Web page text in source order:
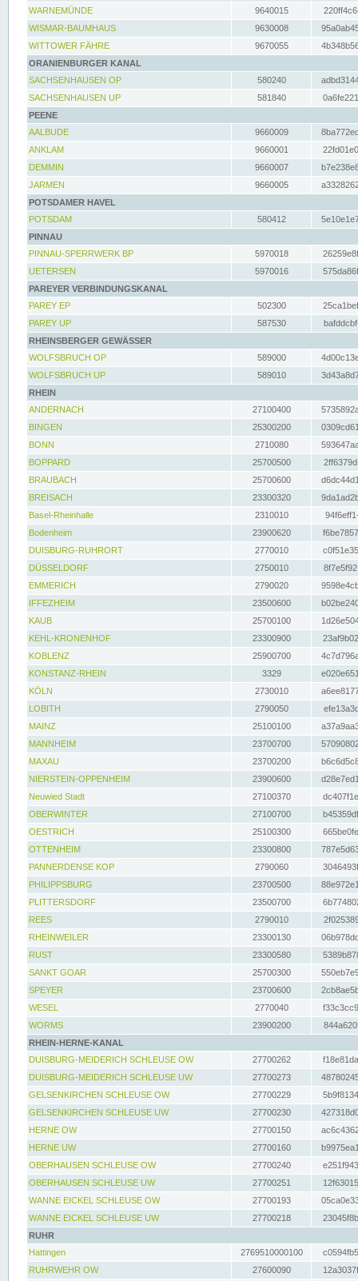
WARNEMÜNDE
9640015
WISMAR-BAUMHAUS
9630008
WITTOWER FÄHRE
9670055
ORANIENBURGER KANAL
SACHSENHAUSEN OP
580240
SACHSENHAUSEN UP
581840
PEENE
AALBUDE
9660009
ANKLAM
9660001
DEMMIN
9660007
JARMEN
9660005
POTSDAMER HAVEL
POTSDAM
580412
PINNAU
PINNAU-SPERRWERK BP
5970018
UETERSEN
5970016
PAREYER VERBINDUNGSKANAL
PAREY EP
502300
PAREY UP
587530
RHEINSBERGER GEWÄSSER
WOLFSBRUCH OP
589000
WOLFSBRUCH UP
589010
RHEIN
ANDERNACH
27100400
BINGEN
25300200
BONN
2710080
BOPPARD
25700500
BRAUBACH
25700600
BREISACH
23300320
Basel-Rheinhalle
2310010
Bodenheim
23900620
DUISBURG-RUHRORT
2770010
DÜSSELDORF
2750010
EMMERICH
2790020
IFFEZHEIM
23500600
KAUB
25700100
KEHL-KRONENHOF
23300900
KOBLENZ
25900700
KONSTANZ-RHEIN
3329
KÖLN
2730010
LOBITH
2790050
MAINZ
25100100
MANNHEIM
23700700
MAXAU
23700200
NIERSTEIN-OPPENHEIM
23900600
Neuwied Stadt
27100370
OBERWINTER
27100700
OESTRICH
25100300
OTTENHEIM
23300800
PANNERDENSE KOP
2790060
PHILIPPSBURG
23700500
PLITTERSDORF
23500700
REES
2790010
RHEINWEILER
23300130
RUST
23300580
SANKT GOAR
25700300
SPEYER
23700600
WESEL
2770040
WORMS
23900200
RHEIN-HERNE-KANAL
DUISBURG-MEIDERICH SCHLEUSE OW
27700262
DUISBURG-MEIDERICH SCHLEUSE UW
27700273
GELSENKIRCHEN SCHLEUSE OW
27700229
GELSENKIRCHEN SCHLEUSE UW
27700230
HERNE OW
27700150
HERNE UW
27700160
OBERHAUSEN SCHLEUSE OW
27700240
OBERHAUSEN SCHLEUSE UW
27700251
WANNE EICKEL SCHLEUSE OW
27700193
WANNE EICKEL SCHLEUSE UW
27700218
RUHR
Hattingen
2769510000100
RUHRWEHR OW
27600090